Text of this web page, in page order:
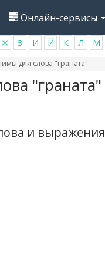
Онлайн-сервисы
Ж З И Й К Л М
для слова "граната"
"граната"
и выражения